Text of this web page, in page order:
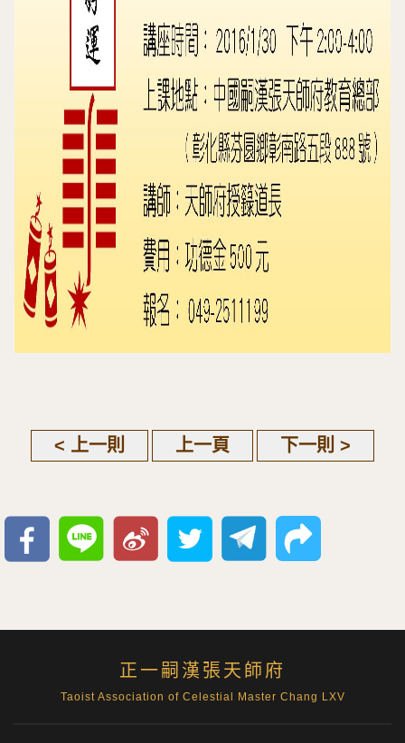
< 上一則 上一頁 下一則 >
正一嗣漢張天師府
Taoist Association of Celestial Master Chang LXV